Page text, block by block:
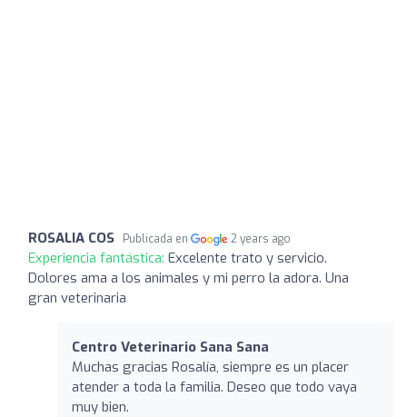
ROSALIA COS Publicada en 2 years ago
Experiencia fantástica: Excelente trato y servicio.
Dolores ama a los animales y mi perro la adora. Una
gran veterinaria
Centro Veterinario Sana Sana
Muchas gracias Rosalía, siempre es un placer
atender a toda la familia. Deseo que todo vaya
muy bien.